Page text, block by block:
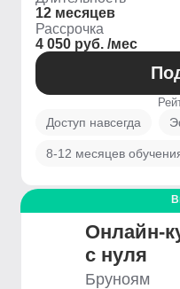
12 месяцев
Рассрочка
4 050 руб. /мес
Доступ навсегда
8-12 месяцев
Онлайн-
с нуля
Бруноям